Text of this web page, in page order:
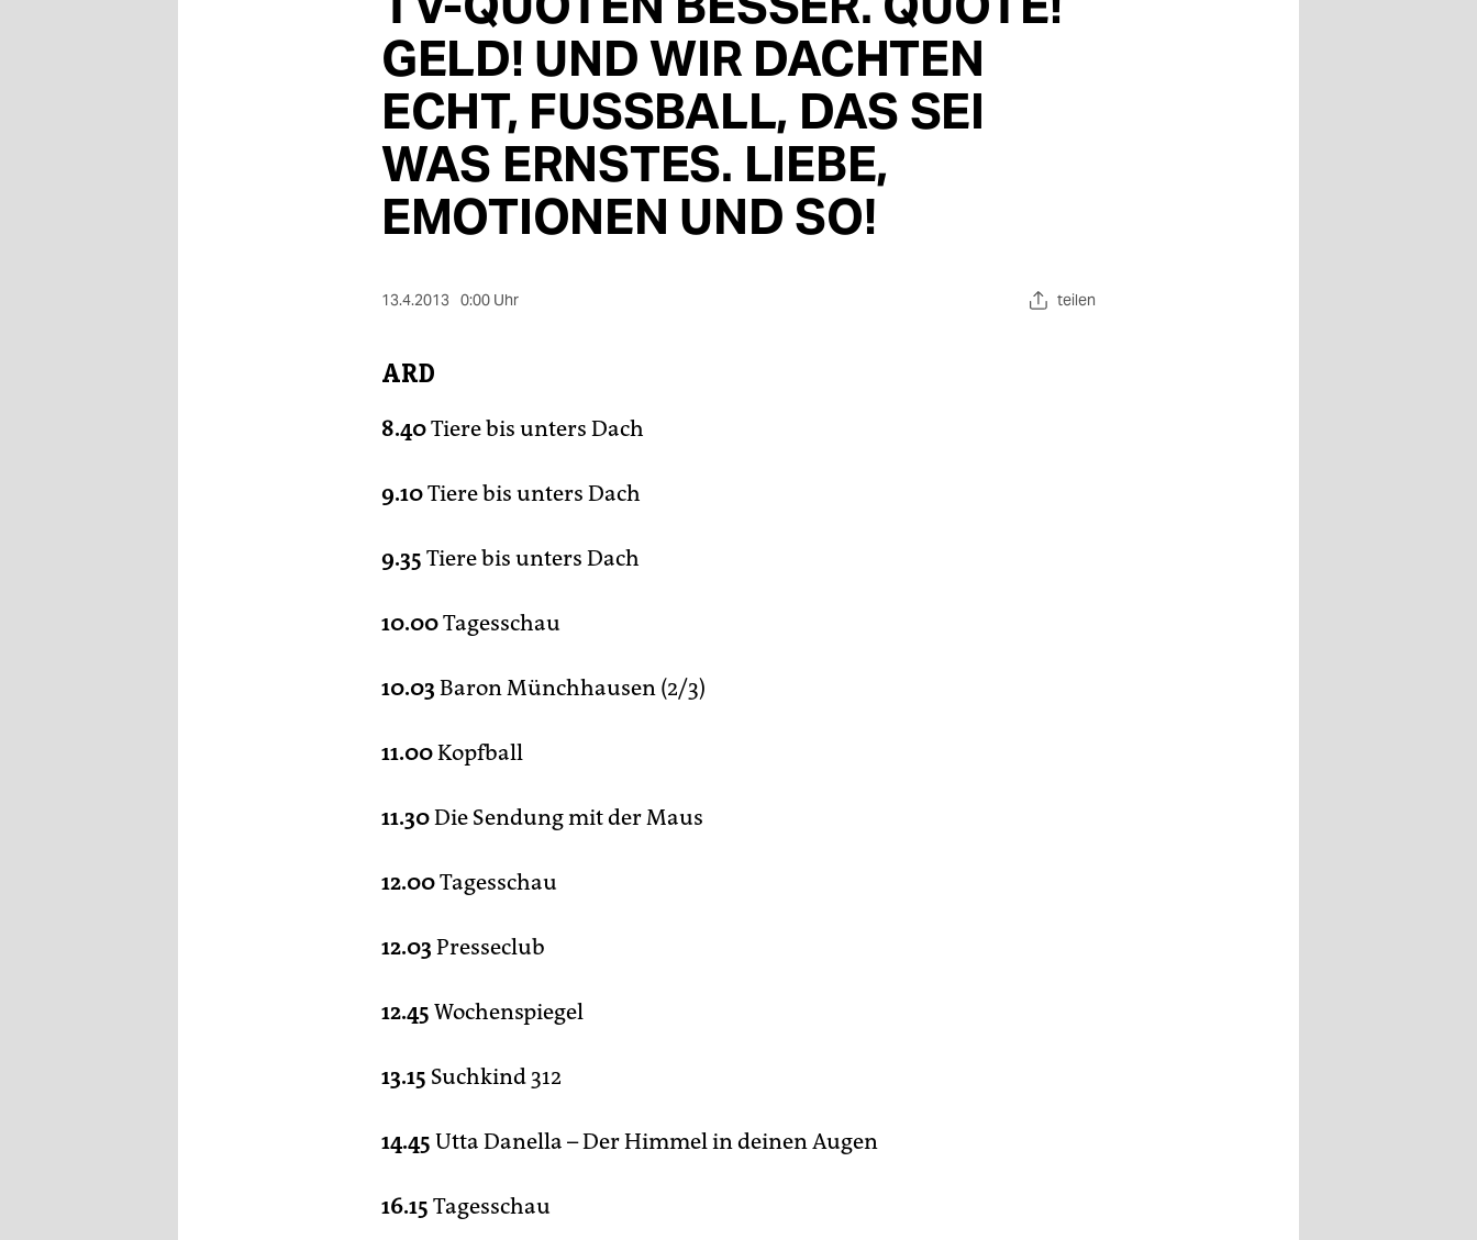
GELD! UND WIR DACHTEN
ECHT, FUSSBALL, DAS SEI
WAS ERNSTES. LIEBE,
EMOTIONEN UND SO!
13.4.2013 0:00 Uhr teilen
ARD
8.40Tiere bis unters Dach
9.10Tiere bis unters Dach
9.35 Tiere bis unters Dach
10.00Tagesschau
10.03 Baron Münchhausen (2/3)
11.00Kopfball
11.30Die Sendung mit der Maus
12.00Tagesschau
12.03 Presseclub
12.45 Wochenspiegel
13.15 Suchkind 312
14.45 Utta Danella – Der Himmel in deinen Augen
16.15 Tagesschau